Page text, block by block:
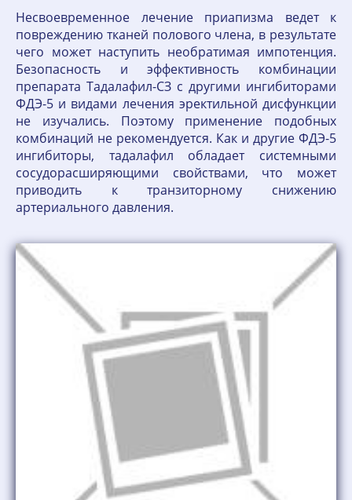
Несвоевременное лечение приапизма ведет к
повреждению тканей полового члена, в результате
чего может наступить необратимая импотенция.
Безопасность и эффективность комбинации
препарата Тадалафил-СЗ с другими ингибиторами
ФДЭ-5 и видами лечения эректильной дисфункции
не изучались. Поэтому применение подобных
комбинаций не рекомендуется. Как и другие ФДЭ-5
ингибиторы, тадалафил обладает системными
сосудорасширяющими свойствами, что может
приводить к транзиторному снижению
артериального давления.